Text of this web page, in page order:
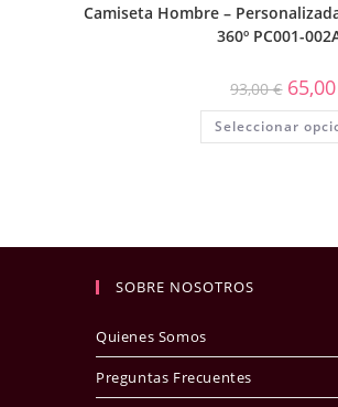
Camiseta Hombre –
360º PC001-
93,00€
Seleccionar
SOBRE NOSOTROS
Quienes Somos
Preguntas Frecuentes